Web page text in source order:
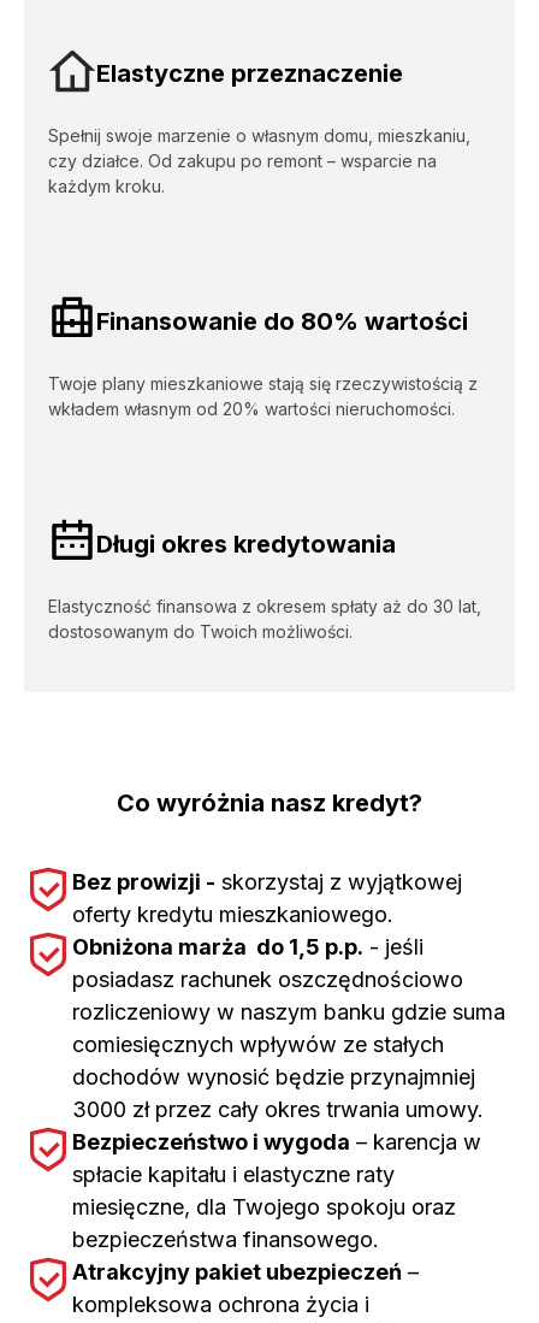
Elastyczne przeznaczenie
Spełnij swoje marzenie o własnym domu, mieszkaniu,
czy działce. Od zakupu po remont – wsparcie na
każdym kroku.
Finansowanie do 80% wartości
Twoje plany mieszkaniowe stają się rzeczywistością z
wkładem własnym od 20% wartości nieruchomości.
Długi okres kredytowania
Elastyczność finansowa z okresem spłaty aż do 30 lat,
dostosowanym do Twoich możliwości.
Co wyróżnia nasz kredyt?
Bez prowizji - skorzystaj z wyjątkowej
oferty kredytu mieszkaniowego.
Obniżona marża do 1,5 p.p. - jeśli
posiadasz rachunek oszczędnościowo
rozliczeniowy w naszym banku gdzie suma
comiesięcznych wpływów ze stałych
dochodów wynosić będzie przynajmniej
3000 zł przez cały okres trwania umowy.
Bezpieczeństwo i wygoda – karencja w
spłacie kapitału i elastyczne raty
miesięczne, dla Twojego spokoju oraz
bezpieczeństwa finansowego.
Atrakcyjny pakiet ubezpieczeń –
kompleksowa ochrona życia i